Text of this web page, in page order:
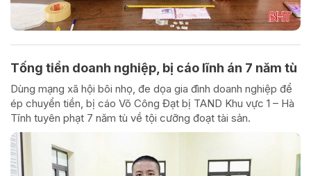
Tống tiền doanh nghiệp, bị cáo lĩnh án 7 năm tù
Dùng mạng xã hội bôi nhọ, đe dọa gia đình doanh nghiệp để
ép chuyển tiền, bị cáo Võ Công Đạt bị TAND Khu vực 1 – Hà
Tĩnh tuyên phạt 7 năm tù về tội cưỡng đoạt tài sản.